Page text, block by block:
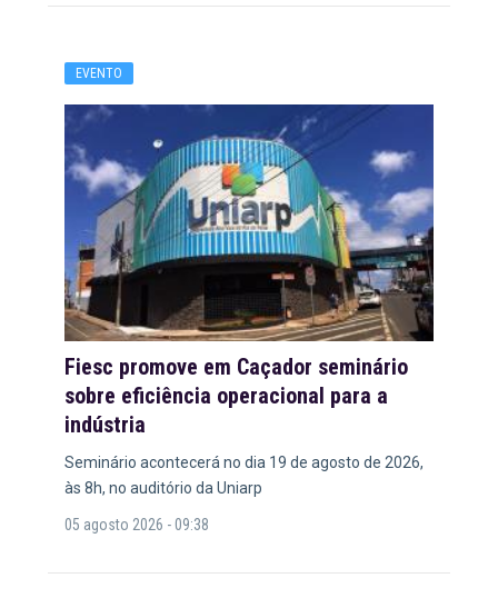
EVENTO
Fiesc promove em Caçador seminário
sobre eficiência operacional para a
indústria
Seminário acontecerá no dia 19 de agosto de 2026,
às 8h, no auditório da Uniarp
05 agosto 2026 - 09:38